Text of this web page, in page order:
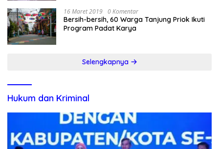
16 Maret 2019 0 Komentar
Bersih-bersih, 60 Warga Tanjung Priok Ikuti
Program Padat Karya
Selengkapnya
Hukum dan Kriminal